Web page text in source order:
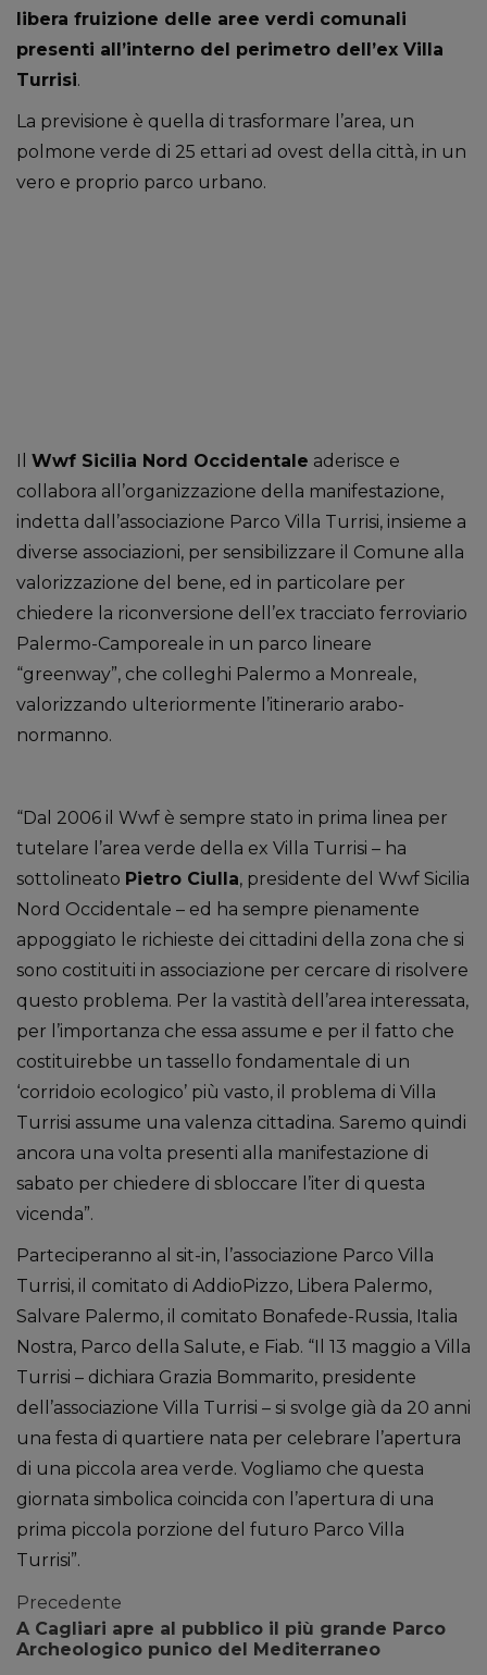
libera fruizione delle aree verdi comunali
presenti all’interno del perimetro dell’ex Villa
Turrisi.
La previsione è quella di trasformare l’area, un
polmone verde di 25 ettari ad ovest della città, in un
vero e proprio parco urbano.
Il Wwf Sicilia Nord Occidentale aderisce e
collabora all’organizzazione della manifestazione,
indetta dall’associazione Parco Villa Turrisi, insieme a
diverse associazioni, per sensibilizzare il Comune alla
valorizzazione del bene, ed in particolare per
chiedere la riconversione dell’ex tracciato ferroviario
Palermo-Camporeale in un parco lineare
“greenway”, che colleghi Palermo a Monreale,
valorizzando ulteriormente l’itinerario arabo-
normanno.
“Dal 2006 il Wwf è sempre stato in prima linea per
tutelare l’area verde della ex Villa Turrisi – ha
sottolineato Pietro Ciulla, presidente del Wwf Sicilia
Nord Occidentale – ed ha sempre pienamente
appoggiato le richieste dei cittadini della zona che si
sono costituiti in associazione per cercare di risolvere
questo problema. Per la vastità dell’area interessata,
per l’importanza che essa assume e per il fatto che
costituirebbe un tassello fondamentale di un
‘corridoio ecologico’ più vasto, il problema di Villa
Turrisi assume una valenza cittadina. Saremo quindi
ancora una volta presenti alla manifestazione di
sabato per chiedere di sbloccare l’iter di questa
vicenda”.
Parteciperanno al sit-in, l’associazione Parco Villa
Turrisi, il comitato di AddioPizzo, Libera Palermo,
Salvare Palermo, il comitato Bonafede-Russia, Italia
Nostra, Parco della Salute, e Fiab. “Il 13 maggio a Villa
Turrisi – dichiara Grazia Bommarito, presidente
dell’associazione Villa Turrisi – si svolge già da 20 anni
una festa di quartiere nata per celebrare l’apertura
di una piccola area verde. Vogliamo che questa
giornata simbolica coincida con l’apertura di una
prima piccola porzione del futuro Parco Villa
Turrisi”.
Precedente
A Cagliari apre al pubblico il più grande Parco
Archeologico punico del Mediterraneo